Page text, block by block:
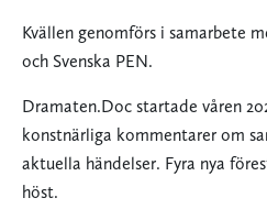
Kvällen genomförs i samarbete
och Svenska PEN.
Dramaten.Doc startade våren
konstnärliga kommentarer om
aktuella händelser. Fyra nya
höst.